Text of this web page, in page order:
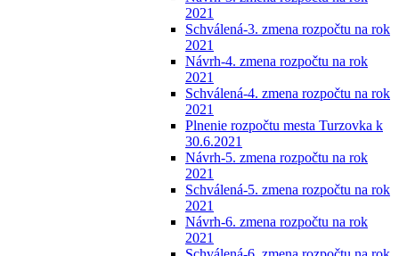
2021
Schválená-3. zmena rozpočtu na rok
2021
Návrh-4. zmena rozpočtu na rok
2021
Schválená-4. zmena rozpočtu na rok
2021
Plnenie rozpočtu mesta Turzovka k
30.6.2021
Návrh-5. zmena rozpočtu na rok
2021
Schválená-5. zmena rozpočtu na rok
2021
Návrh-6. zmena rozpočtu na rok
2021